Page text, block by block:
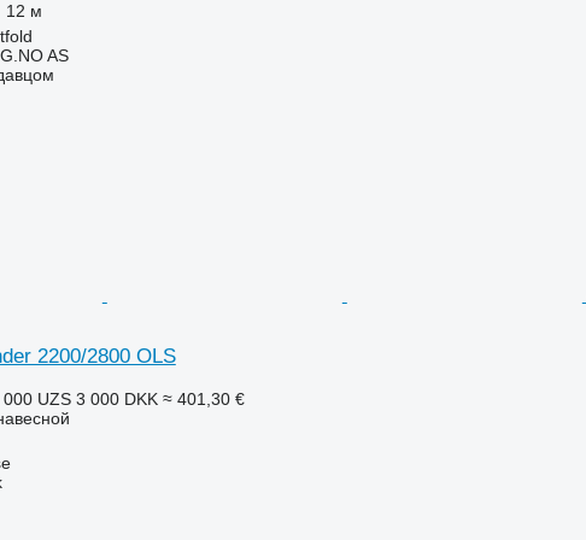
12 м
AS
2200/2800 OLS
UZS 3 000 DKK ≈ 401,30 €